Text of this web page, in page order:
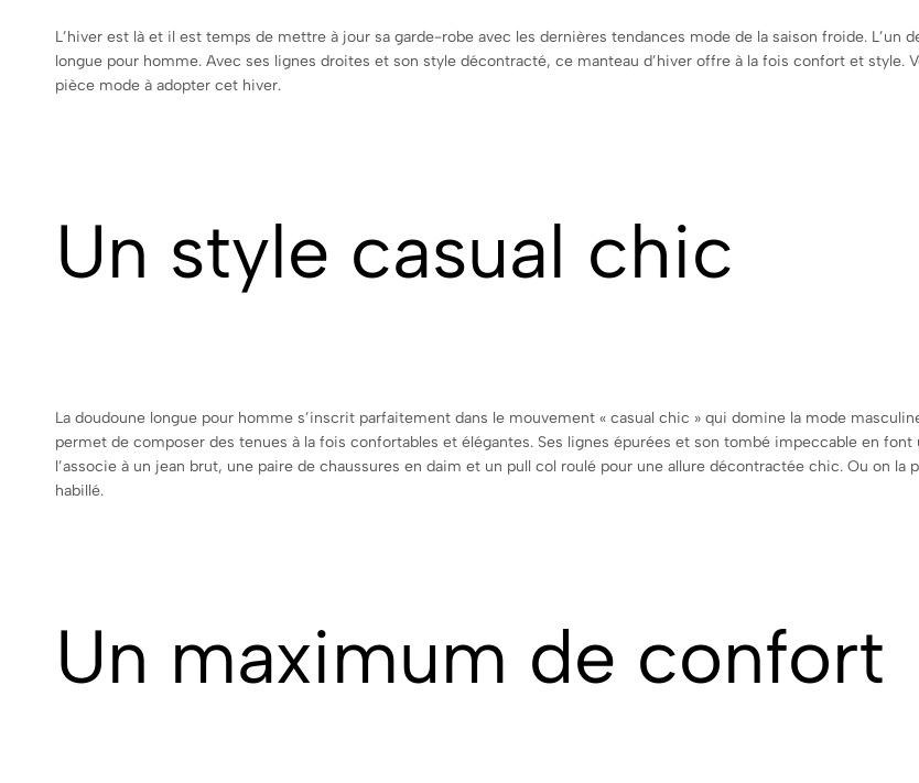
L’hiver est là et il est temps de mettre à jour sa garde-robe avec les dernières tendances mode de la saison froide. L’un
longue pour homme. Avec ses lignes droites et son style décontracté, ce manteau d’hiver offre à la fois confort et style.
pièce mode à adopter cet hiver.
Un style casual chic
La doudoune longue pour homme s’inscrit parfaitement dans le mouvement « casual chic » qui domine la mode
permet de composer des tenues à la fois confortables et élégantes. Ses lignes épurées et son tombé impeccable en
l’associe à un jean brut, une paire de chaussures en daim et un pull col roulé pour une allure décontractée chic. Ou on
habillé.
Un maximum de confort